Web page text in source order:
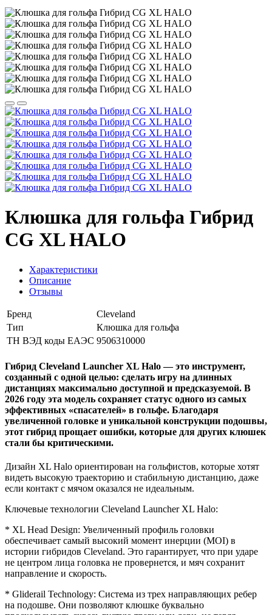
Клюшка для гольфа Гибрид
CG XL HALO
Характеристики
Описание
Отзывы
Бренд
Cleveland
Тип
Клюшка для гольфа
ТН ВЭД коды ЕАЭС 9506310000
Гибрид Cleveland Launcher XL Halo — это инструмент,
созданный с одной целью: сделать игру на длинных
дистанциях максимально доступной и предсказуемой. В
2026 году эта модель сохраняет статус одного из самых
эффективных «спасателей» в гольфе. Благодаря
увеличенной головке и уникальной конструкции подошвы,
этот гибрид прощает ошибки, которые для других клюшек
стали бы критическими.
Дизайн XL Halo ориентирован на гольфистов, которые хотят
видеть высокую траекторию и стабильную дистанцию, даже
если контакт с мячом оказался не идеальным.
Ключевые технологии Cleveland Launcher XL Halo:
* XL Head Design: Увеличенный профиль головки
обеспечивает самый высокий момент инерции (MOI) в
истории гибридов Cleveland. Это гарантирует, что при ударе
не центром лица головка не провернется, и мяч сохранит
направление и скорость.
* Gliderail Technology: Система из трех направляющих ребер
на подошве. Они позволяют клюшке буквально